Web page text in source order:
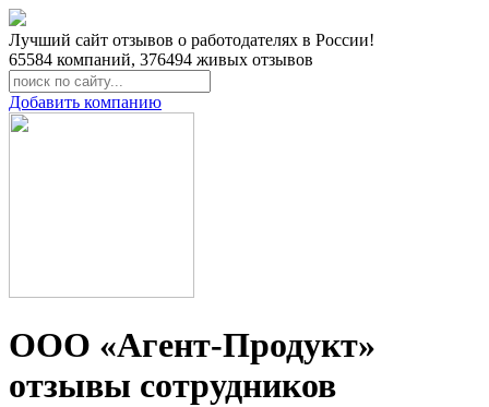
Лучший сайт отзывов о работодателях в России!
65584 компаний, 376494 живых отзывов
Добавить компанию
ООО «Агент-Продукт»
отзывы сотрудников